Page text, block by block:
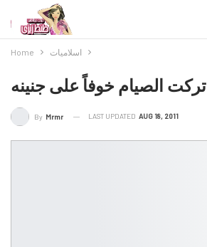
Home اسلاميات
تركت الصيام خوفاً على جنينه
By Mrmr LAST UPDATED AUG 18, 2011